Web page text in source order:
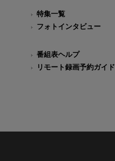
特集一覧
フォトインタビュー
番組表ヘルプ
リモート録画予約ガイド